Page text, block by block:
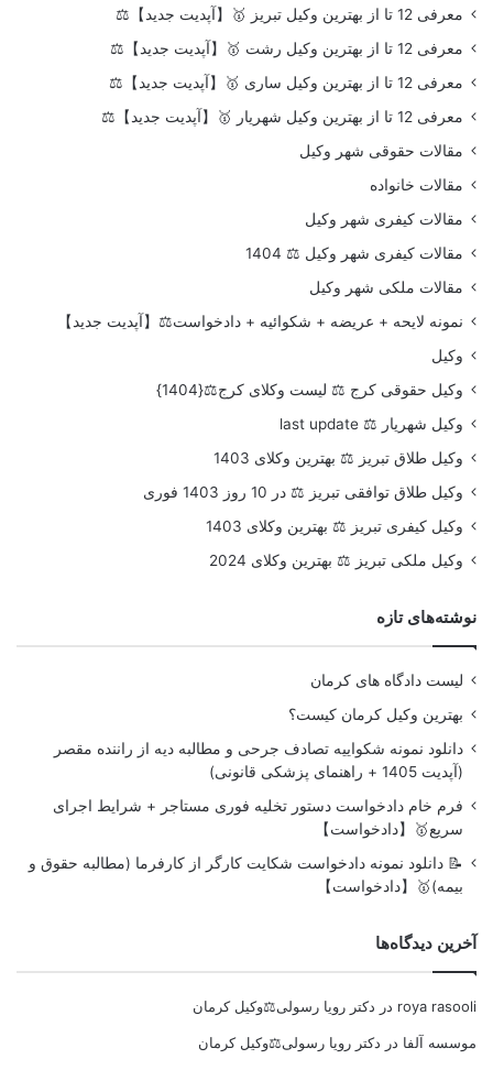
معرفی 12 تا از بهترین وکیل تبریز 🥇【آپدیت جدید】⚖️
معرفی 12 تا از بهترین وکیل رشت 🥇【آپدیت جدید】⚖️
معرفی 12 تا از بهترین وکیل ساری 🥇【آپدیت جدید】⚖️
معرفی 12 تا از بهترین وکیل شهریار 🥇【آپدیت جدید】⚖️
مقالات حقوقی شهر وکیل
مقالات خانواده
مقالات کیفری شهر وکیل
مقالات کیفری شهر وکیل ⚖️ 1404
مقالات ملکی شهر وکیل
نمونه لایحه + عریضه + شکوائیه + دادخواست⚖️【آپدیت جدید】
وکیل
وکیل حقوقی کرج ⚖️ لیست وکلای کرج⚖️{1404}
وکیل شهریار ⚖️ last update
وکیل طلاق تبریز ⚖️ بهترین وکلای 1403
وکیل طلاق توافقی تبریز ⚖️ در 10 روز 1403 فوری
وکیل کیفری تبریز ⚖️ بهترین وکلای 1403
وکیل ملکی تبریز ⚖️ بهترین وکلای 2024
نوشته‌های تازه
لیست دادگاه های کرمان
بهترین وکیل کرمان کیست؟
دانلود نمونه شکواییه تصادف جرحی و مطالبه دیه از راننده مقصر
(آپدیت 1405 + راهنمای پزشکی قانونی)
فرم خام دادخواست دستور تخلیه فوری مستاجر + شرایط اجرای
سریع🥇【دادخواست】
📝 دانلود نمونه دادخواست شکایت کارگر از کارفرما (مطالبه حقوق و
بیمه)🥇【دادخواست】
آخرین دیدگاه‌ها
roya rasooli در دکتر رویا رسولی⚖️وکیل کرمان
موسسه آلفا در دکتر رویا رسولی⚖️وکیل کرمان